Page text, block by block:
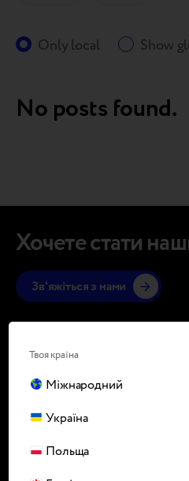
Only local Show
No posts found.
Хочете стати
Зв'яжіться з нами
Твоя країна
Міжнародний
Україна
Польща